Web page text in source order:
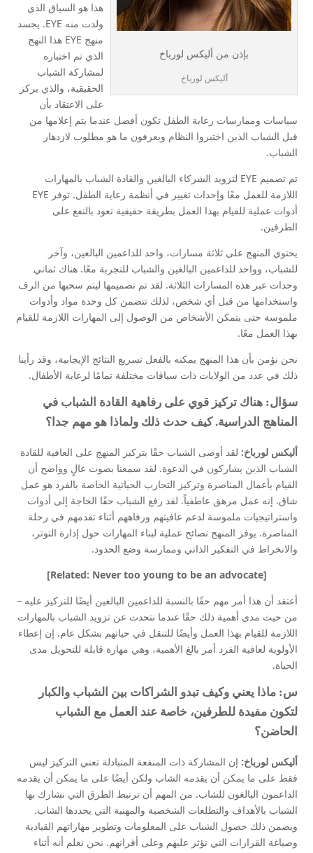
بإذن من أليكس لورباخ
أليكس لورباخ
هذا هو السياق الذي
ولدت منه EYE. يجسد
منهج EYE هذا النهج
الذي تم اختباره
لمشاركة الشباب
الحقيقية، والذي يركز
على الاعتقاد بأن
سياسات وممارسات رعاية الطفل تكون أفضل عندما يتم إعلامها من
قبل الشباب الذين اختبروا النظام ويعرفون ما هو مطلوب لازدهار
الشباب.
تم تصميم EYE لتزويد الشركاء البالغين والقادة الشباب بالمهارات
اللازمة للعمل معًا وإحداث تغيير في أنظمة رعاية الطفل. توفر EYE
أدوات عملية للقيام بهذا العمل بطريقة حقيقية تعود بالنفع على
الطرفين.
يحتوي المنهج على ثلاثة مسارات، واحد للداعمين البالغين، وآخر
للشباب، وواحد للداعمين البالغين والشباب للتجربة معًا. هناك ثماني
وحدات عبر هذه المسارات الثلاثة. لقد تم تصميمها ليتم سحبها من الرف
واستخدامها من قبل أي شخص، لذلك تتضمن كل وحدة مواد وأدوات
ملموسة حتى يتمكن الأشخاص من الوصول إلى المهارات اللازمة للقيام
بهذا العمل معًا.
نحن نؤمن بأن هذا المنهج يمكنه بالفعل تسريع النتائج الإيجابية، وقد رأينا
ذلك في عدد من الولايات ذات سياقات مختلفة تمامًا لرعاية الأطفال.
سؤال: هناك تركيز قوي على رفاهية القادة الشباب في
المناهج الدراسية. كيف حدث ذلك ولماذا هو مهم جدا؟
أليكس لورباخ: لقد أوصى الشباب حقًا بتركيز المنهج على العافية للقادة
الشباب الذين يشاركون في الدعوة. لقد سمعنا بصوت عالٍ وواضح أن
القيام بأعمال المناصرة وتركيز التجارب الحياتية الخاصة بالفرد هو عمل
شاق. إنه عمل مرهق عاطفياً. لقد رفع الشباب حقًا الحاجة إلى أدوات
واستراتيجيات ملموسة لدعم عافيتهم ورفاههم أثناء تقدمهم في رحلة
المناصرة. يوفر المنهج نصائح عملية لبناء المهارات حول إدارة التوتر،
والانخراط في التفكير الذاتي وممارسة وضع الحدود.
[Related: Never too young to be an advocate]
أعتقد أن هذا أمر مهم حقًا بالنسبة للداعمين البالغين أيضًا للتركيز عليه –
من حيث مدى أهمية ذلك حقًا عندما نتحدث عن تزويد الشباب بالمهارات
اللازمة للقيام بهذا العمل وأيضًا للتنقل في حياتهم بشكل عام. إن إعطاء
الأولوية لعافية الفرد أمر بالغ الأهمية، وهي مهارة قابلة للتحويل مدى
الحياة.
س: ماذا يعني وكيف تبدو الشراكات بين الشباب والكبار
لتكون مفيدة للطرفين، خاصة عند العمل مع الشباب
الحاضن؟
أليكس لورباخ: إن المشاركة ذات المنفعة المتبادلة تعني التركيز ليس
فقط على ما يمكن أن يقدمه الشاب ولكن أيضًا على ما يمكن أن يقدمه
الداعمون البالغون للشاب. من المهم أن ترتبط الطرق التي نشارك بها
الشباب بالأهداف والتطلعات الشخصية والمهنية التي يحددها الشاب.
ويضمن ذلك حصول الشباب على المعلومات وتطوير مهاراتهم القيادية
وصياغة القرارات التي تؤثر عليهم وعلى أقرانهم. نحن نعلم أنه أثناء